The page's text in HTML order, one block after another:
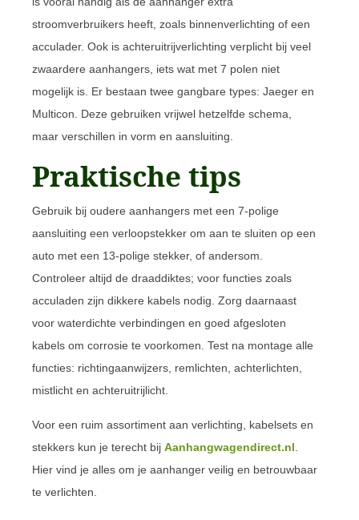
stroomverbruikers heeft, zoals binnenverlichting of een
acculader. Ook is achteruitrijverlichting verplicht bij veel
zwaardere aanhangers, iets wat met 7 polen niet
mogelijk is. Er bestaan twee gangbare types: Jaeger en
Multicon. Deze gebruiken vrijwel hetzelfde schema,
maar verschillen in vorm en aansluiting.
Praktische tips
Gebruik bij oudere aanhangers met een 7-polige
aansluiting een verloopstekker om aan te sluiten op een
auto met een 13-polige stekker, of andersom.
Controleer altijd de draaddiktes; voor functies zoals
acculaden zijn dikkere kabels nodig. Zorg daarnaast
voor waterdichte verbindingen en goed afgesloten
kabels om corrosie te voorkomen. Test na montage alle
functies: richtingaanwijzers, remlichten, achterlichten,
mistlicht en achteruitrijlicht.
Voor een ruim assortiment aan verlichting, kabelsets en
stekkers kun je terecht bij Aanhangwagendirect.nl.
Hier vind je alles om je aanhanger veilig en betrouwbaar
te verlichten.